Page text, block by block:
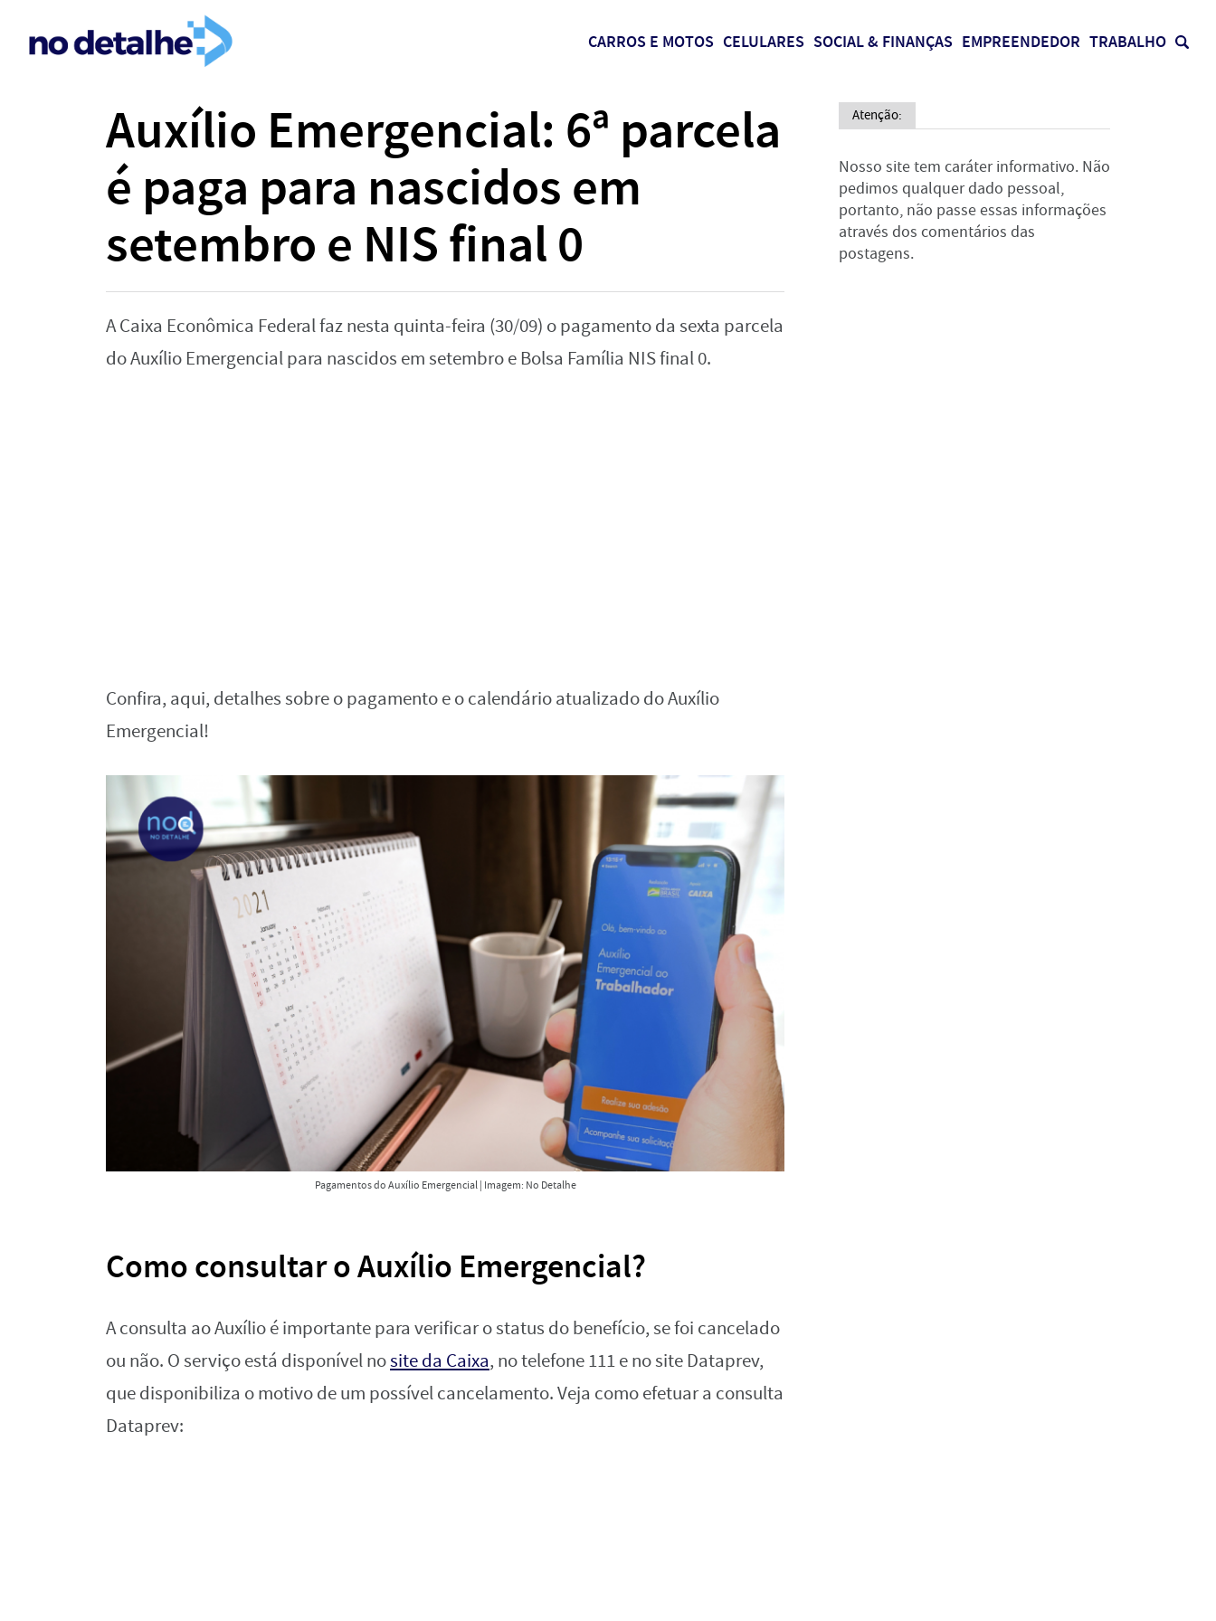
CARROS E MOTOS CELULARES SOCIAL & FINANÇAS EMPREENDEDOR TRABALHO
Auxílio Emergencial: 6ª parcela
é paga para nascidos em
setembro e NIS final 0
A Caixa Econômica Federal faz nesta quinta-feira (30/09) o pagamento da sexta parcela
do Auxílio Emergencial para nascidos em setembro e Bolsa Família NIS final 0.
Confira, aqui, detalhes sobre o pagamento e o calendário atualizado do Auxílio
Emergencial!
Pagamentos do Auxílio Emergencial | Imagem: No Detalhe
Como consultar o Auxílio Emergencial?
A consulta ao Auxílio é importante para verificar o status do benefício, se foi cancelado
ou não. O serviço está disponível nosite da Caixa, no telefone 111 e no site Dataprev,
que disponibiliza o motivo de um possível cancelamento. Veja como efetuar a consulta
Dataprev:
Atenção:
Nosso site tem caráter informativo. Não
pedimos qualquer dado pessoal,
portanto, não passe essas informações
através dos comentários das
postagens.